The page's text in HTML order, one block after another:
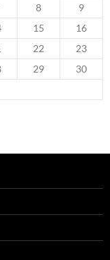
8
9
15
16
22
23
29
30